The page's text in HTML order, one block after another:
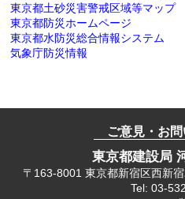
東京都土砂災害警戒区域等マップ
東京都防災ホームページ
東京都水防災総合情報システム
気象庁防災情報
ご意見・お
東京都建設局
〒163-8001 東京都新宿区西新
Tel: 03-